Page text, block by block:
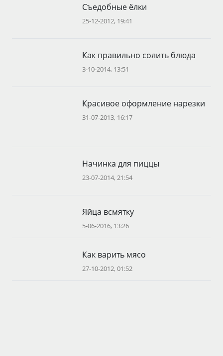
Съедобные ёлки
25-12-2012, 19:41
Как правильно солить блюда
3-10-2014, 13:51
Красивое оформление нарезки
31-07-2013, 16:17
Начинка для пиццы
23-07-2014, 21:54
Яйца всмятку
5-06-2016, 13:26
Как варить мясо
27-10-2012, 01:52